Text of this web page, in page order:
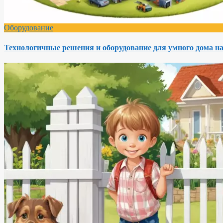
Оборудование
Технологичные решения и оборудование для умного дома